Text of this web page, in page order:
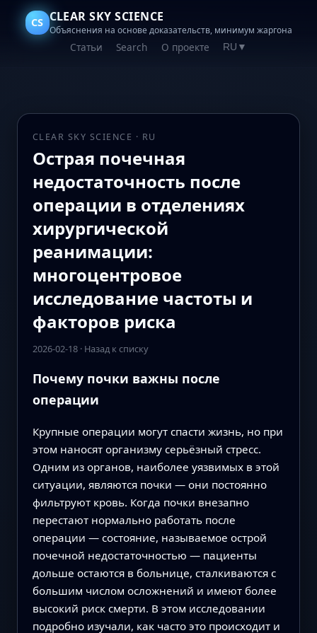
CS CLEAR SKY SCIENCE
Объяснения на основе доказательств, минимум жаргона
Статьи Search О проекте RU ▼
CLEAR SKY SCIENCE · RU
Острая почечная
недостаточность после
операции в отделениях
хирургической
реанимации:
многоцентровое
исследование частоты и
факторов риска
2026-02-18· Назад к списку
Почему почки важны после
операции
Крупные операции могут спасти жизнь, но при
этом наносят организму серьёзный стресс.
Одним из органов, наиболее уязвимых в этой
ситуации, являются почки — они постоянно
фильтруют кровь. Когда почки внезапно
перестают нормально работать после
операции — состояние, называемое острой
почечной недостаточностью — пациенты
дольше остаются в больнице, сталкиваются с
большим числом осложнений и имеют более
высокий риск смерти. В этом исследовании
подробно изучали, как часто это происходит и